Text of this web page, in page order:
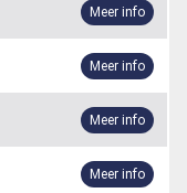
Meer info
Meer info
Meer info
Meer info